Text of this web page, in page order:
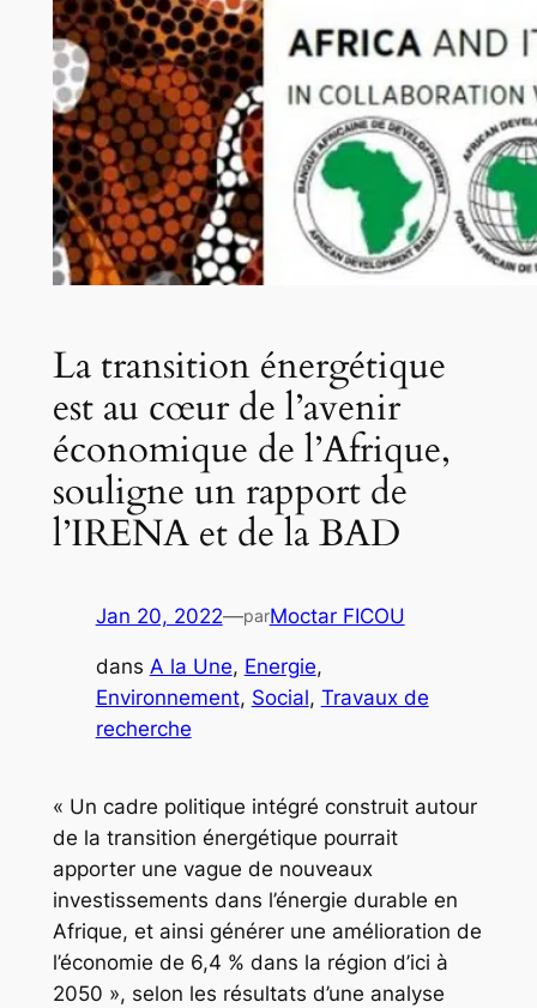
La transition énergétique
est au cœur de l’avenir
économique de l’Afrique,
souligne un rapport de
l’IRENA et de la BAD
Jan 20, 2022—parMoctar FICOU
dans A la Une, Energie
Environnement, Social, Travaux de
recherche
« Un cadre politique intégré construit autour
de la transition énergétique pourrait
apporter une vague de nouveaux
investissements dans l’énergie durable en
Afrique, et ainsi générer une amélioration de
l’économie de 6,4 % dans la région d’ici à
2050 », selon les résultats d’une analyse